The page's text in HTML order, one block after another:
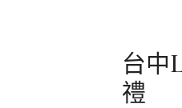
台中
禮